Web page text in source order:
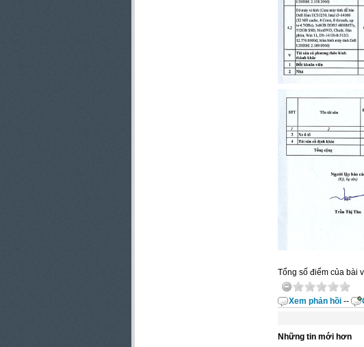
Tổng số điểm của bài
Xem phản hồi --
Những tin mới hơn